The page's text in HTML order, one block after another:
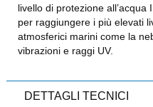
livello di protezione
per raggiungere i più elevati
atmosferici marini come la
vibrazioni e raggi UV.
DETTAGLI TECNICI